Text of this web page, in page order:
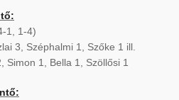
1, 1-4)
3, Széphalmi 1, Szőke 1 ill.
Simon 1, Bella 1, Szöllősi 1